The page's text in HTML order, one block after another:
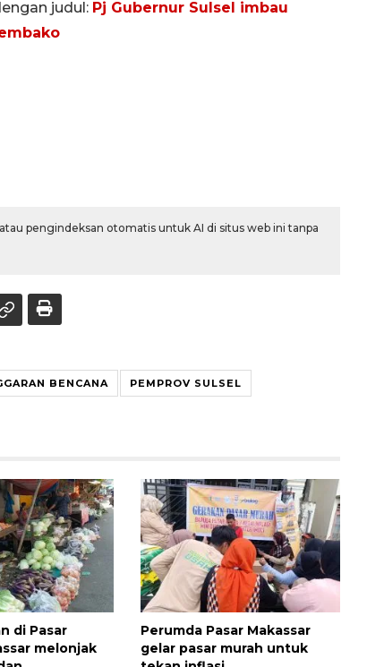
judul: Pj Gubernur Sulsel imbau
pengindeksan otomatis untuk AI di situs web ini tanpa
BENCANA PEMPROV SULSEL
di Pasar
melonjak
Perumda Pasar Makassar
gelar pasar murah untuk